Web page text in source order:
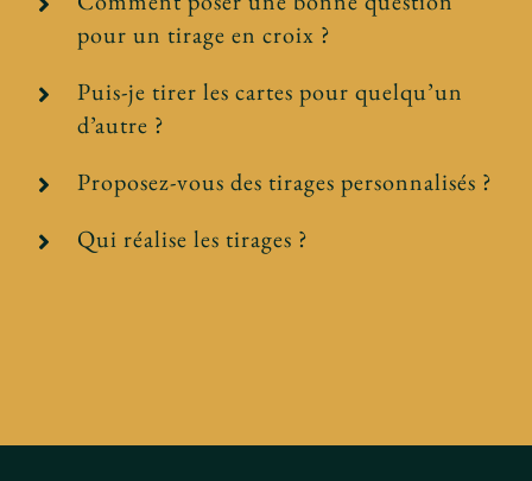
pour un tirage en croix ?
Puis-je tirer les cartes pour quelqu’un
d’autre ?
Proposez-vous des tirages personnalisés ?
Qui réalise les tirages ?